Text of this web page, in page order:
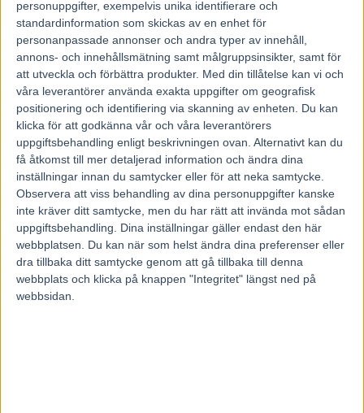
personuppgifter, exempelvis unika identifierare och
standardinformation som skickas av en enhet för
personanpassade annonser och andra typer av innehåll,
annons- och innehållsmätning samt målgruppsinsikter, samt för
att utveckla och förbättra produkter. Med din tillåtelse kan vi och
våra leverantörer använda exakta uppgifter om geografisk
positionering och identifiering via skanning av enheten. Du kan
klicka för att godkänna vår och våra leverantörers
uppgiftsbehandling enligt beskrivningen ovan. Alternativt kan du
få åtkomst till mer detaljerad information och ändra dina
inställningar innan du samtycker eller för att neka samtycke.
Observera att viss behandling av dina personuppgifter kanske
inte kräver ditt samtycke, men du har rätt att invända mot sådan
uppgiftsbehandling. Dina inställningar gäller endast den här
webbplatsen. Du kan när som helst ändra dina preferenser eller
dra tillbaka ditt samtycke genom att gå tillbaka till denna
webbplats och klicka på knappen "Integritet" längst ned på
webbsidan.
– Det kändes bra tills det var 300 meter kvar till mål, sedan
var det helt slut, kommenterade Åke Svanstedt fiaskot kort
efter loppet.
En besvikelse?
– Ja, jag trodde att han skulle kunna göra det bättre, sa
han.
Läs mer om trav hos Trav 365 på Aftonbladet